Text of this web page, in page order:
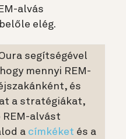
alvás
elég.
segítségével
mennyi REM-
és
a stratégiákat,
alvást
a címkéket és a